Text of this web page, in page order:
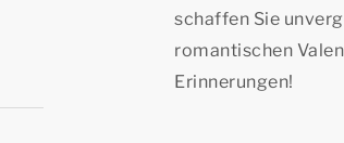
schaffen Sie
romantischen
Erinnerungen!